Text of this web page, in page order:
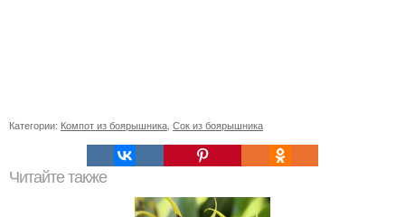
Категории: Компот из боярышника Сок из боярышника
Читайте также